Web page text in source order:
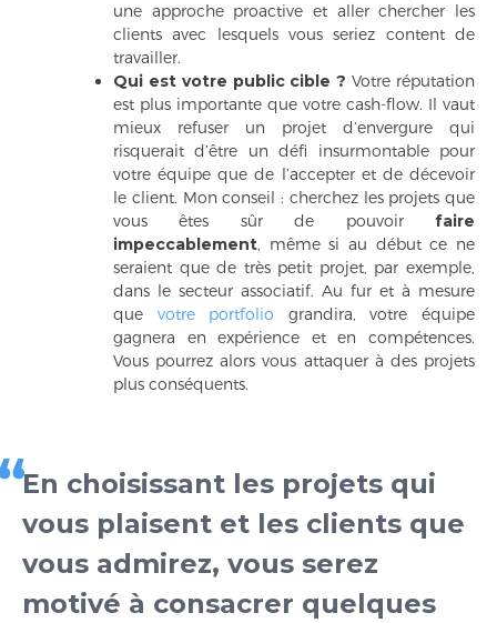
une approche proactive et aller chercher les
clients avec lesquels vous seriez content de
travailler.
Qui est votre public cible ? Votre réputation
est plus importante que votre cash-flow. Il vaut
mieux refuser un projet d’envergure qui
risquerait d’être un défi insurmontable pour
votre équipe que de l’accepter et de décevoir
le client. Mon conseil : cherchez les projets que
vous êtes sûr de pouvoir faire
impeccablement, même si au début ce ne
seraient que de très petit projet, par exemple,
dans le secteur associatif. Au fur et à mesure
que votre portfolio grandira, votre équipe
gagnera en expérience et en compétences.
Vous pourrez alors vous attaquer à des projets
plus conséquents.
En choisissant les projets qui
vous plaisent et les clients que
vous admirez, vous serez
motivé à consacrer quelques